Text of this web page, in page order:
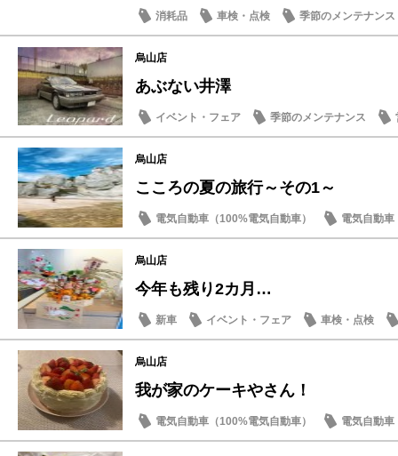
消耗品 車検・点検 季節のメンテナンス
烏山店
あぶない井澤
イベント・フェア 季節のメンテナンス
旧車
烏山店
こころの夏の旅行～その1～
電気自動車（100%電気自動車）
電気自動車
季節のメンテナンス
日産のお店
日常の
烏山店
今年も残り2カ月…
新車 イベント・フェア
車検・点検
おもてなし
烏山店
我が家のケーキやさん！
電気自動車（100%電気自動車）
電気自動車
季節のメンテナンス
ご挨拶
日産のお店